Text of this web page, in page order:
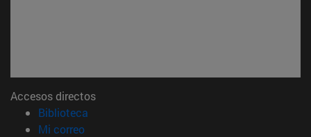
Accesos directos
Biblioteca
Mi correo(abre en nueva ventana)